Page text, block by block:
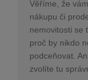
Věříme, že
nákupu či
nemovitosti se
proč by nikdo
podceňovat.
zvolíte tu